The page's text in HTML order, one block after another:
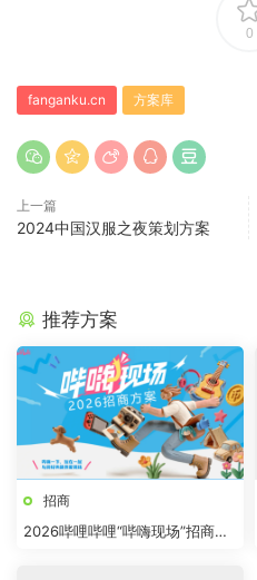
0
fanganku.cn 方案库
上一篇
2024中国汉服之夜策划方案
推荐方案
招商
2026哔哩哔哩“哔嗨现场”招商方